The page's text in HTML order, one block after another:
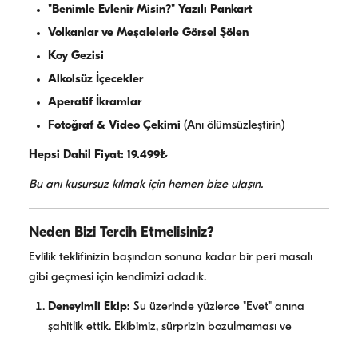
"Benimle Evlenir Misin?" Yazılı Pankart
Volkanlar ve Meşalelerle Görsel Şölen
Koy Gezisi
Alkolsüz İçecekler
Aperatif İkramlar
Fotoğraf & Video Çekimi (Anı ölümsüzleştirin)
Hepsi Dahil Fiyat: 19.499₺
Bu anı kusursuz kılmak için hemen bize ulaşın.
Neden Bizi Tercih Etmelisiniz?
Evlilik teklifinizin başından sonuna kadar bir peri masalı
gibi geçmesi için kendimizi adadık.
Deneyimli Ekip: Su üzerinde yüzlerce "Evet" anına
şahitlik ettik. Ekibimiz, sürprizin bozulmaması ve